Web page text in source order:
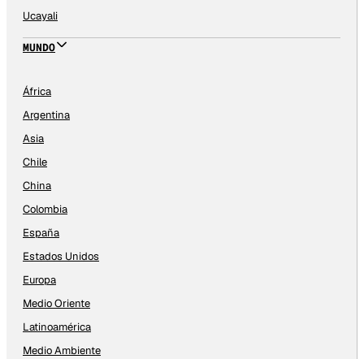
Ucayali
MUNDO
África
Argentina
Asia
Chile
China
Colombia
España
Estados Unidos
Europa
Medio Oriente
Latinoamérica
Medio Ambiente